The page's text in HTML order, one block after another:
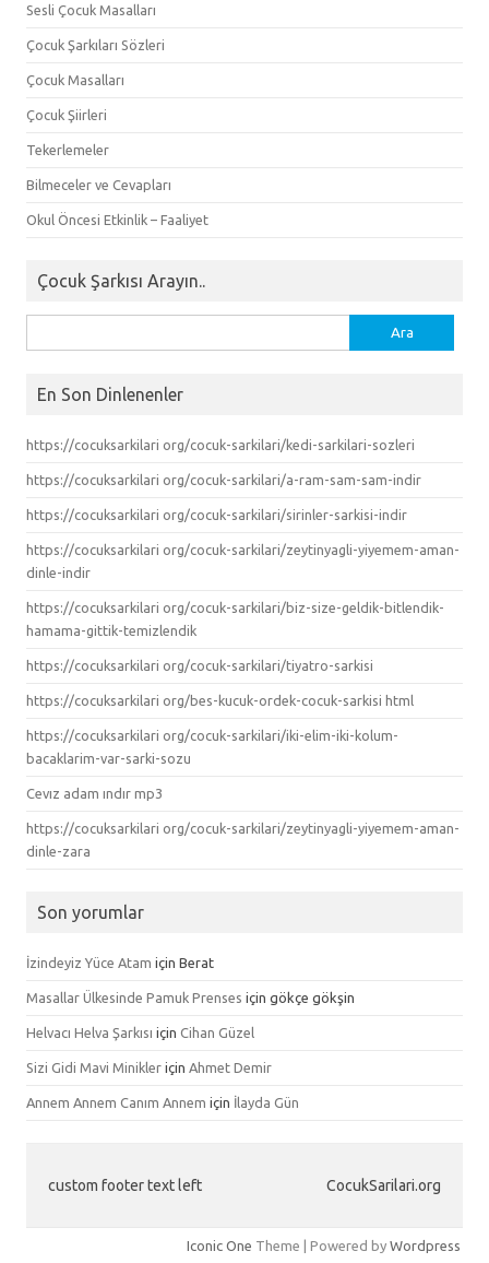
Sesli Çocuk Masalları
Çocuk Şarkıları Sözleri
Çocuk Masalları
Çocuk Şiirleri
Tekerlemeler
Bilmeceler ve Cevapları
Okul Öncesi Etkinlik – Faaliyet
Çocuk Şarkısı Arayın..
En Son Dinlenenler
https://cocuksarkilari org/cocuk-sarkilari/kedi-sarkilari-sozleri
https://cocuksarkilari org/cocuk-sarkilari/a-ram-sam-sam-indir
https://cocuksarkilari org/cocuk-sarkilari/sirinler-sarkisi-indir
https://cocuksarkilari org/cocuk-sarkilari/zeytinyagli-yiyemem-aman-
dinle-indir
https://cocuksarkilari org/cocuk-sarkilari/biz-size-geldik-bitlendik-
hamama-gittik-temizlendik
https://cocuksarkilari org/cocuk-sarkilari/tiyatro-sarkisi
https://cocuksarkilari org/bes-kucuk-ordek-cocuk-sarkisi html
https://cocuksarkilari org/cocuk-sarkilari/iki-elim-iki-kolum-
bacaklarim-var-sarki-sozu
Cevız adam ındır mp3
https://cocuksarkilari org/cocuk-sarkilari/zeytinyagli-yiyemem-aman-
dinle-zara
Son yorumlar
İzindeyiz Yüce Atam için Berat
Masallar Ülkesinde Pamuk Prenses için gökçe gökşin
Helvacı Helva Şarkısı için Cihan Güzel
Sizi Gidi Mavi Minikler için Ahmet Demir
Annem Annem Canım Annem için İlayda Gün
custom footer text left CocukSarilari.org
Iconic One Theme | Powered by Wordpress